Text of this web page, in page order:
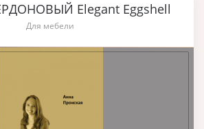
Elegant Eggshell
Для мебели